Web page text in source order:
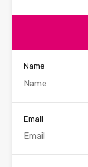
Name
Email